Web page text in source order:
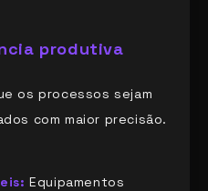
produtiva
os processos sejam
com maior precisão.
Equipamentos